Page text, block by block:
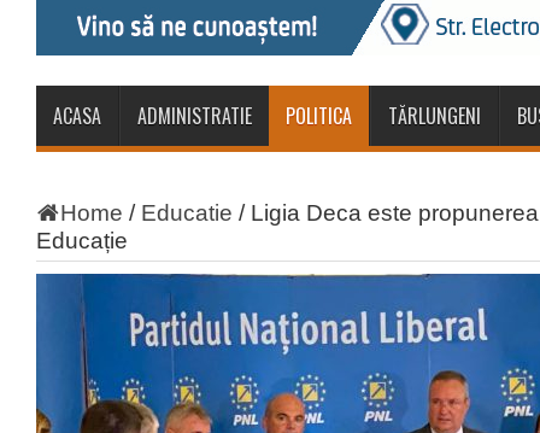
ACASA ADMINISTRATIE POLITICA TĂRLUNGENI
Home / Educatie / Ligia Deca este
Educație